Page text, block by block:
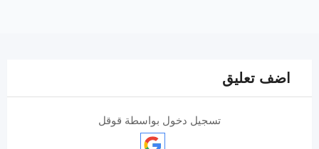
اضف تعليق
تسجيل دخول بواسطة قوقل